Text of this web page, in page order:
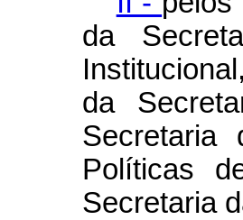
da
da
Secretaria
Políticas
Secretaria